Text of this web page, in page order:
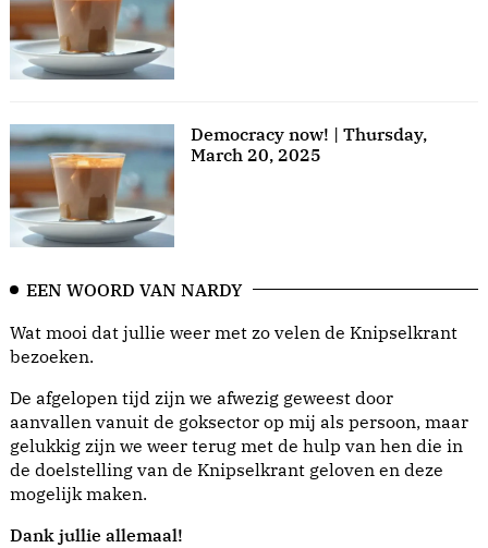
Democracy now! | Thursday,
March 20, 2025
EEN WOORD VAN NARDY
Wat mooi dat jullie weer met zo velen de Knipselkrant
bezoeken.
De afgelopen tijd zijn we afwezig geweest door
aanvallen vanuit de goksector op mij als persoon, maar
gelukkig zijn we weer terug met de hulp van hen die in
de doelstelling van de Knipselkrant geloven en deze
mogelijk maken.
Dank jullie allemaal!